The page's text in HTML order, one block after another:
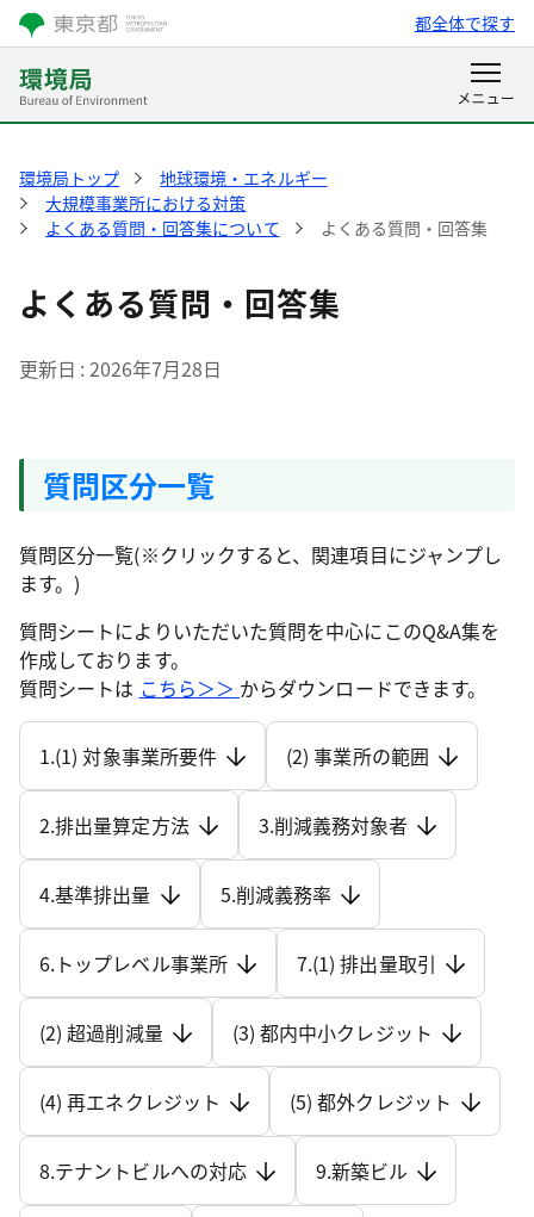
都全体で探す
環境局トップ
地球環境・エネルギー
大規模事業所における対策
よくある質問・回答集について
よくある質問・回答集
よくある質問・回答集
更新日 2026年7月28日
質問区分一覧
質問区分一覧(※クリックすると、関連項目にジャンプし
ます。)
質問シートによりいただいた質問を中心にこのQ&A集を
作成しております。
質問シートは こちら＞＞ からダウンロードできます。
1.(1) 対象事業所要件 (2) 事業所の範囲
2.排出量算定方法 3.削減義務対象者
4.基準排出量 5.削減義務率
6.トップレベル事業所 7.(1) 排出量取引
(2) 超過削減量 (3) 都内中小クレジット
(4) 再エネクレジット (5) 都外クレジット
8.テナントビルへの対応 9.新築ビル